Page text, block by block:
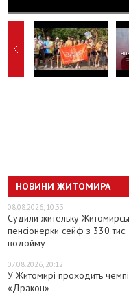
НОВИНИ ЖИТОМИРА
08.08.2026, 10:33
Судили жительку
пенсіонерки сейф з 330
водойму
07.08.2026, 20:12
У Житомирі проходить
«Дракон»